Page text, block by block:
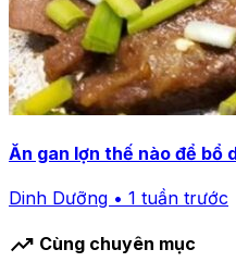
Ăn gan lợn thế nào để bổ
Dinh Dưỡng • 1 tuần trước
trending_up Cùng chuyên mục